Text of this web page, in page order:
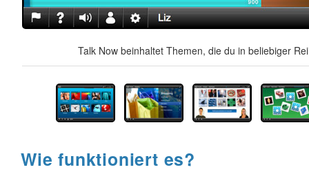
Talk Now beinhaltet Themen, die du in beliebiger
Wie funktioniert es?